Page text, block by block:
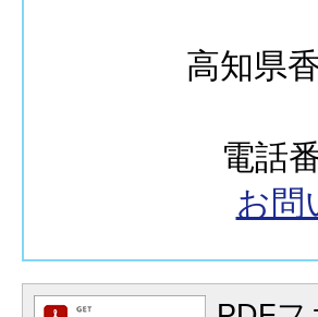
高知県
電話
お問